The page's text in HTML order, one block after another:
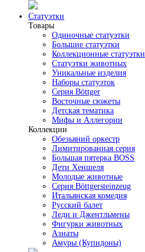
Статуэтки
Товары
Одиночные статуэтки
Большие статуэтки
Коллекционные статуэтки
Статуэтки животных
Уникальные изделия
Наборы статуэток
Серия Böttger
Восточные сюжеты
Детская тематика
Мифы и Аллегории
Коллекции
Обезьяний оркестр
Лимитированная серия
Большая пятерка BOSS
Дети Хеншеля
Молодые животные
Серия Böttgersteinzeug
Итальянская комедия
Русский балет
Леди и Джентльмены
Фигурки животных
Азиаты
Амуры (Купидоны)